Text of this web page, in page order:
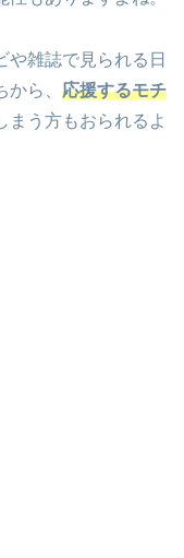
や雑誌で見られる日
ら、 応援するモチ
まう方もおられるよ